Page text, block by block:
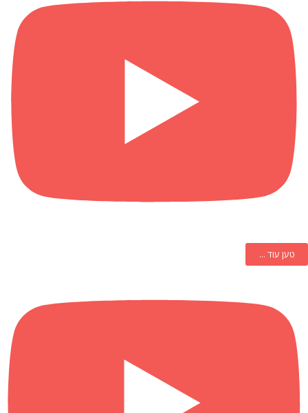
טען עוד ...